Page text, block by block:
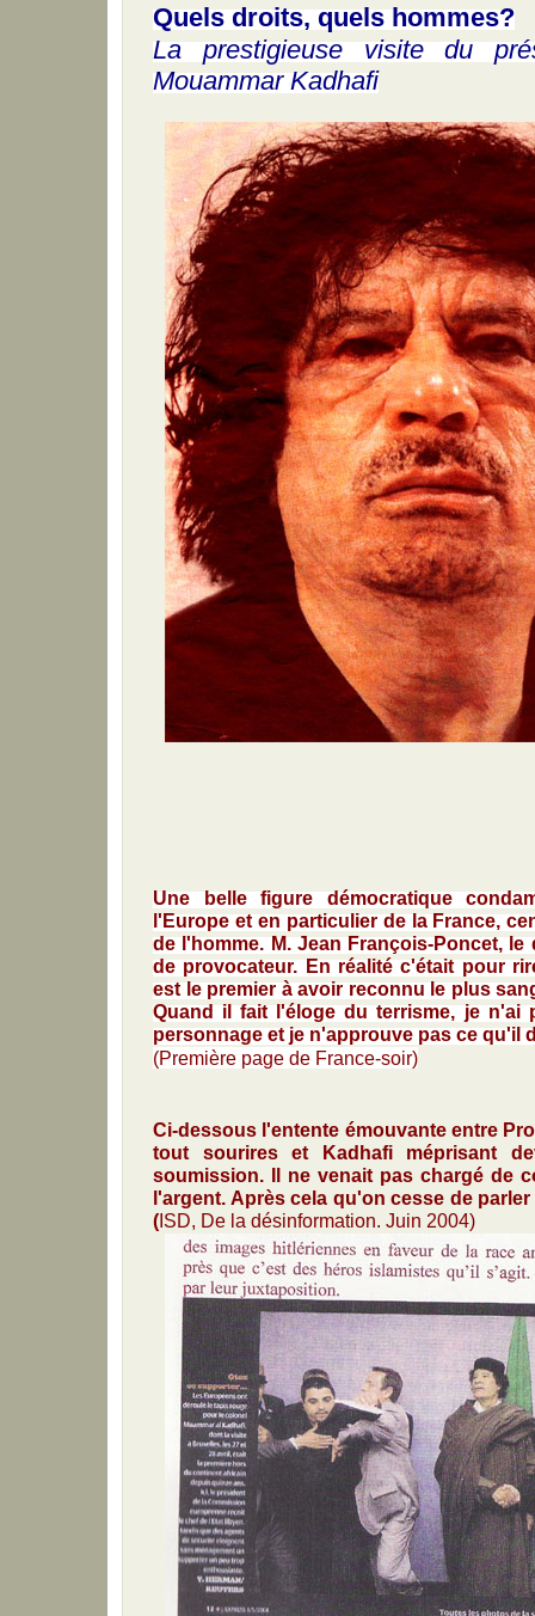
Quels droits, quels hommes?
La prestigieuse visite du
Mouammar Kadhafi
Une belle figure démocratique
l'Europe et en particulier de la France,
de l'homme. M. Jean François-Poncet,
de provocateur. En réalité c'était pour
est le premier à avoir reconnu le plus
Quand il fait l'éloge du terrisme, je n'ai
personnage et je n'approuve pas ce qu'il
(Première page de France-soir)
Ci-dessous l'entente émouvante entre
tout sourires et Kadhafi méprisant
soumission. Il ne venait pas chargé de
l'argent. Après cela qu'on cesse de
(ISD, De la désinformation. Juin 2004)